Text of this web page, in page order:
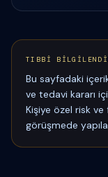
TIBBİ
Bu sayfadaki
ve tedavi kararı
Kişiye özel risk
görüşmede